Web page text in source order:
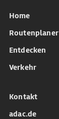
Home
Routenplaner
Entdecken
Verkehr
Kontakt
adac.de